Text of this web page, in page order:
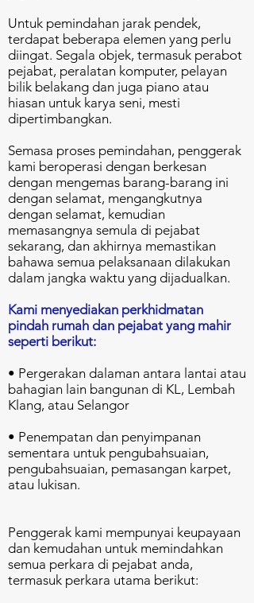
Untuk pemindahan jarak pendek,
terdapat beberapa elemen yang perlu
diingat. Segala objek, termasuk perabot
pejabat, peralatan komputer, pelayan
bilik belakang dan juga piano atau
hiasan untuk karya seni, mesti
dipertimbangkan.
Semasa proses pemindahan, penggerak
kami beroperasi dengan berkesan
dengan mengemas barang-barang ini
dengan selamat, mengangkutnya
dengan selamat, kemudian
memasangnya semula di pejabat
sekarang, dan akhirnya memastikan
bahawa semua pelaksanaan dilakukan
dalam jangka waktu yang dijadualkan.
Kami menyediakan perkhidmatan
pindah rumah dan pejabat yang mahir
seperti berikut:
• Pergerakan dalaman antara lantai atau
bahagian lain bangunan di KL, Lembah
Klang, atau Selangor
• Penempatan dan penyimpanan
sementara untuk pengubahsuaian,
pengubahsuaian, pemasangan karpet,
atau lukisan.
Penggerak kami mempunyai keupayaan
dan kemudahan untuk memindahkan
semua perkara di pejabat anda,
termasuk perkara utama berikut: